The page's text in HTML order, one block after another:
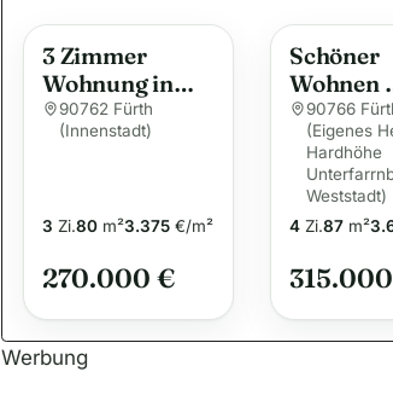
3 Zimmer
Wohnung in
der Altstadt …
90762 Fürth
(Innenstadt)
3 Zi.80 m²3.375 €/m²
270.000 €
Schöner
Wohnen …
Zimmer-
ng mit
und extra
90766
(Eigenes
Hardhöhe
Weststadt)
4 Zi.87 m²
Werbung